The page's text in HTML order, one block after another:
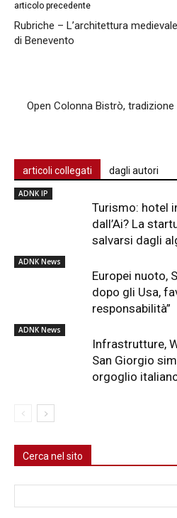
articolo precedente
Rubriche – L’architettura
di Benevento
Open Colonna Bistrò,
articoli collegati dagli autori
ADNK IP
Turismo: hotel
dall’Ai? La
salvarsi dagli
ADNK News
Europei nuoto,
dopo gli Usa,
responsabilità”
ADNK News
Infrastrutture,
San Giorgio
orgoglio
Cerca nel sito